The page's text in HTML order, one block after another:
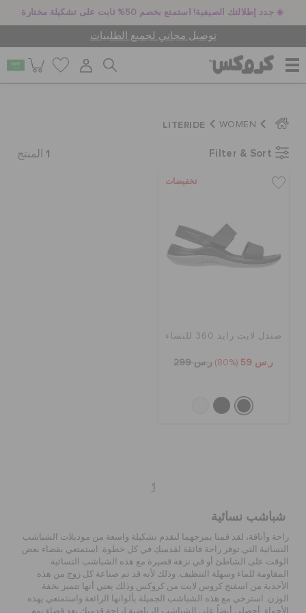
☀️ جدد إطلالتك الصيفية! استمتع بخصم 50% ثابت على تشكيلة مختارة
توصيل مجاني لجميع الطلبيات
للرجال
جيبيتز تشارمز
تسجيل الدخول / اشتراك
قائمة الامنيات
تحديد موقع المتجر
WOMEN
LITERIDE
Filter & Sort
1 المنتج
تخفيضات
صندل لايت رايد 360 للنساء
ر.س 59 (80%) ر.س 299
1
شباشب نسائية
راحة وأناقة، لقد قمنا بمزجهما لنقدم تشكيلة واسعة من موديلات الشباشب
النسائية التي توفر راحة فائقة لقدميكِ في كل خطوة. استمتعي بقضاء بعض
الوقت على الشاطئ أو في نزهة قصيرة مع هذه الشباشب النسائية
المقاومة للماء وسهلة التنظيف. وذلك لأنه قد تم صناعة كل زوج من هذه
الأحذية من اسفنج كروس لايت من كروكس وذلك يعني أنها تتميز بخفة
الوزن. استرخي مع هذه الشباشب الجميلة بألوانها الرائعة واستمتعي يهذه
الأجواء. أحصلي أيضاً على الشباشب الرياضية لراحة قدميك بعد قضاء يوم